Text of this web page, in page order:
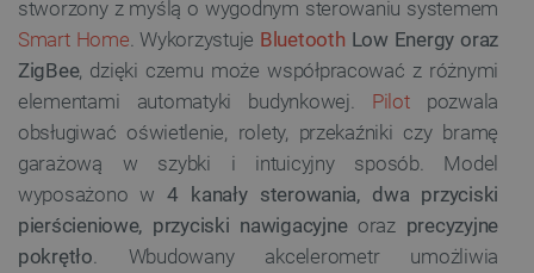
stworzony z myślą o wygodnym sterowaniu systemem
Smart Home. Wykorzystuje Bluetooth Low Energy oraz
ZigBee, dzięki czemu może współpracować z różnymi
elementami automatyki budynkowej. Pilotpozwala
obsługiwać oświetlenie, rolety, przekaźniki czy bramę
garażową w szybki i intuicyjny sposób. Model
wyposażono w4 kanały sterowania, dwa przyciski
pierścieniowe, przyciski nawigacyjneorazprecyzyjne
pokrętło. Wbudowany akcelerometr umożliwia